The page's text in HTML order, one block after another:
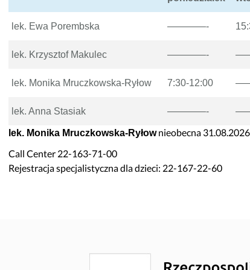
Badań Laboratoryjnych
kolonoskopii
do zabiegów endoskopowych
badań USG
Wrocławska 19
Świadczenia Komercyjne
Nasze Specjalizacje
lek. Ewa Porembska ————-
lek. Krzysztof Makulec ————-
lek. Monika Mruczkowska-Ryłow 7:30-12:00
lek. Anna Stasiak ————-
lek. Monika Mruczkowska-Ryłownieobecna 31.08.2026
Call Center 22-163-71-00
Rejestracja specjalistyczna dla dzieci: 22-167-22-60